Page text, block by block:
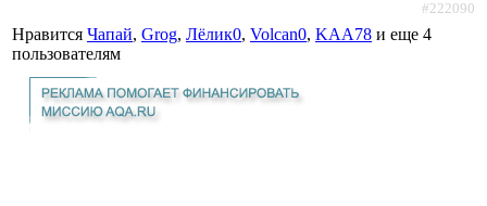
#222090
Нравится Чапай, Grog, Лёлик0, Volcan0, KAA78 и еще 4
пользователям